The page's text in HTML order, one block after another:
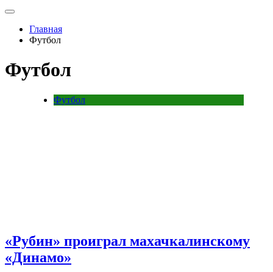
Главная
Футбол
Футбол
Футбол
«Рубин» проиграл махачкалинскому
«Динамо»